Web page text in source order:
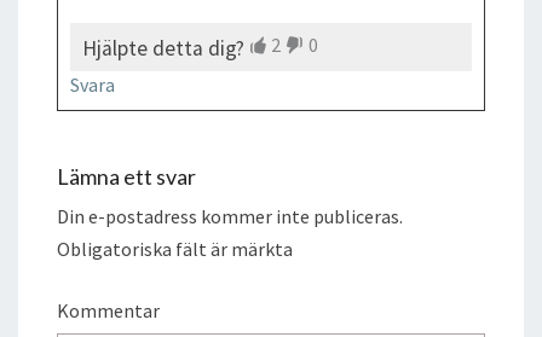
Hjälpte detta dig? 2
0
Svara
Lämna ett svar
Din e-postadress kommer inte publiceras.
Obligatoriska fält är märkta
Kommentar